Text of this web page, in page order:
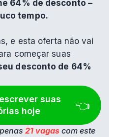
64% de desconto –
tempo.
e esta oferta não vai
começar suas
desconto de 64%
suas
hoje
👈
21 vagas com este